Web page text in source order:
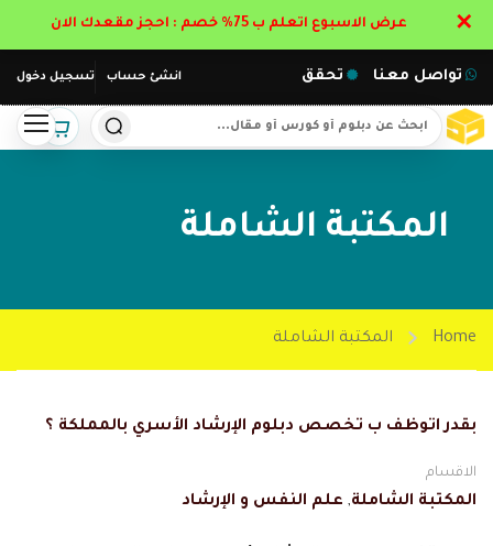
انشئ حساب تسجيل دخول تواصل معنا تحقق
المكتبة الشاملة
Home المكتبة الشاملة
بقدر اتوظف ب تخصص دبلوم الإرشاد الأسري بالمملكة ؟
الاقسام
المكتبة الشاملة, علم النفس و الإرشاد
عرض الاسبوع اتعلم ب 75% خصم : احجز مقعدك الان ✕